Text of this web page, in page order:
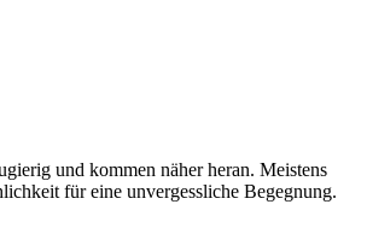
und kommen näher heran. Meistens
für eine unvergessliche Begegnung.